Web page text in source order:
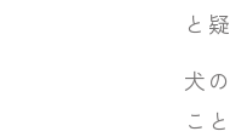
と
犬
こ